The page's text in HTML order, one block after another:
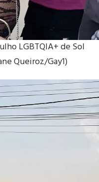
LGBTQIA+ de Sol
Queiroz/Gay1)